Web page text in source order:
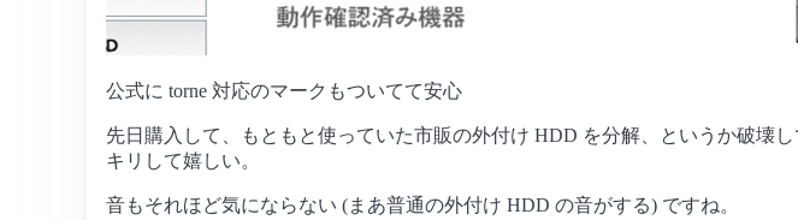
公式に torne 対応のマークもついてて安心
先日購入して、もともと使っていた市販の外付け HDD を分解、というか破壊
キリして嬉しい。
音もそれほど気にならない (まあ普通の外付け HDD の音がする) ですね。